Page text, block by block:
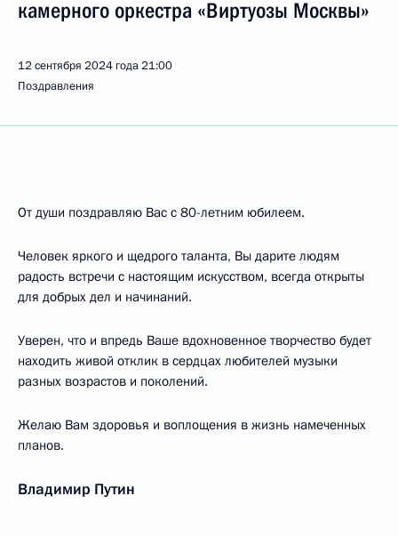
камерного оркестра «Виртуозы Москвы»
12 сентября 2024 года21:00
Поздравления
От души поздравляю Вас с 80-летним юбилеем.
Человек яркого и щедрого таланта, Вы дарите людям
радость встречи с настоящим искусством, всегда открыты
для добрых дел и начинаний.
Уверен, что и впредь Ваше вдохновенное творчество будет
находить живой отклик в сердцах любителей музыки
разных возрастов и поколений.
Желаю Вам здоровья и воплощения в жизнь намеченных
планов.
Владимир Путин